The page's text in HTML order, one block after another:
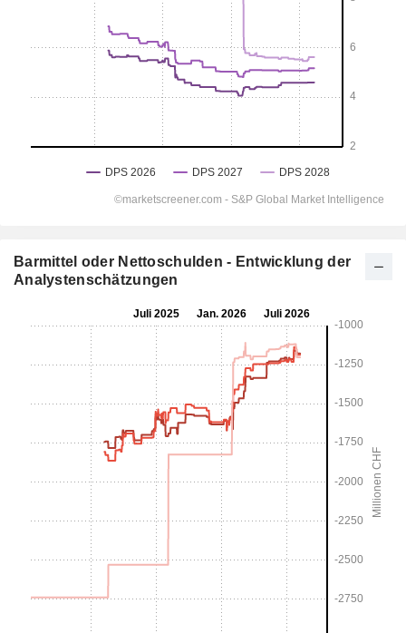
Barmittel oder Nettoschulden - Entwicklung der
Analystenschätzungen